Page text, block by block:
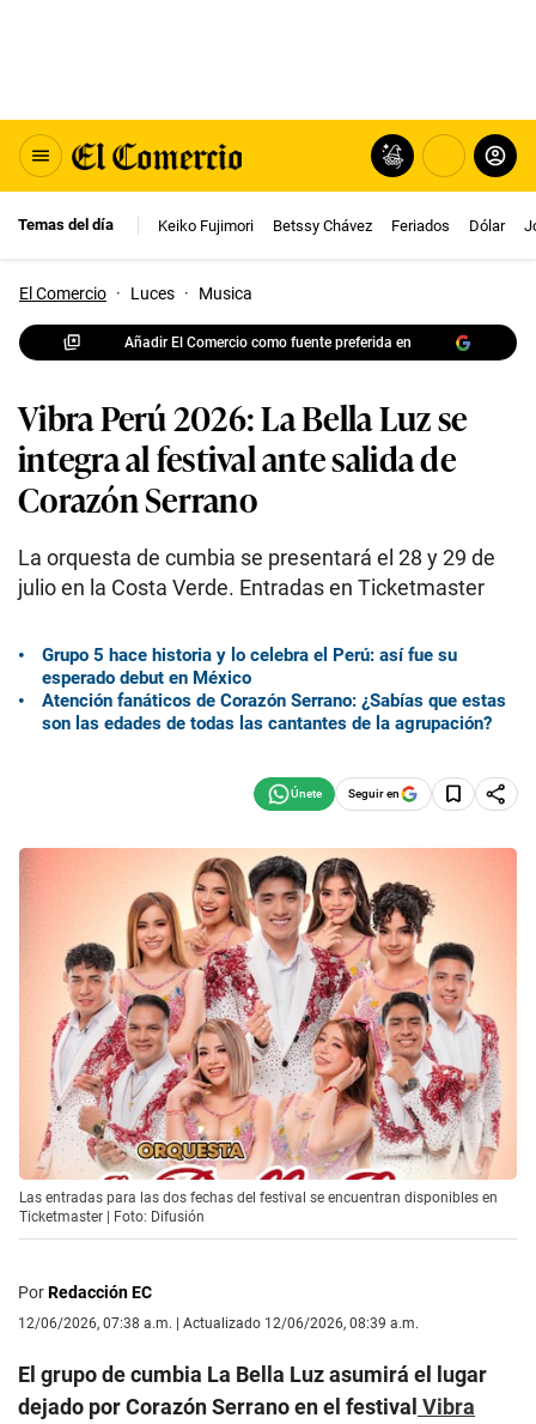
Temas del día Keiko Fujimori Betssy Chávez Feriados Dólar
El Comercio · Luces · Musica
Añadir El Comercio como fuente preferida en
Vibra Perú 2026: La Bella Luz se
integra al festival ante salida de
Corazón Serrano
La orquesta de cumbia se presentará el 28 y 29 de
julio en la Costa Verde. Entradas en Ticketmaster
Grupo 5 hace historia y lo celebra el Perú: así fue su
esperado debut en México
Atención fanáticos de Corazón Serrano: ¿Sabías que estas
son las edades de todas las cantantes de la agrupación?
Seguir en
Las entradas para las dos fechas del festival se encuentran disponibles en
Ticketmaster | Foto: Difusión
PorRedacción EC
12/06/2026, 07:38 a.m. | Actualizado 12/06/2026, 08:39 a.m.
El grupo de cumbia La Bella Luz asumirá el lugar
dejado por Corazón Serrano en el festival Vibra